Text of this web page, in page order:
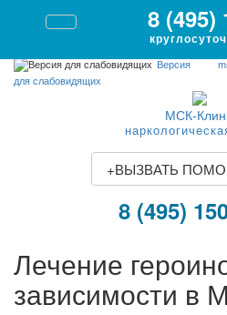
8 (495)
Версия
для слабовидящих
МСК-
+ВЫЗВАТЬ
8 (495)
Лечение
зависимости в